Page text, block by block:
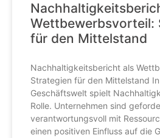
Wettbewerbsvorteil:
für den Mittelstand
Nachhaltigkeitsbericht als
Strategien für den Mittelstand
Geschäftswelt spielt
Rolle. Unternehmen sind
verantwortungsvoll mit
einen positiven Einfluss auf die